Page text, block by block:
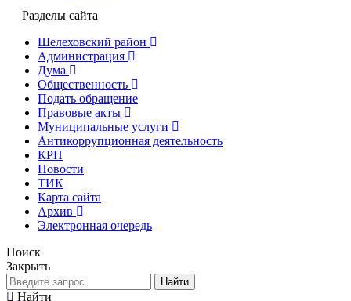
Разделы сайта
Шелеховский район
Администрация
Дума
Общественность
Подать обращение
Правовые акты
Муниципальные услуги
Антикоррупционная деятельность
КРП
Новости
ТИК
Карта сайта
Архив
Электронная очередь
Поиск
Закрыть
Найти
Найти